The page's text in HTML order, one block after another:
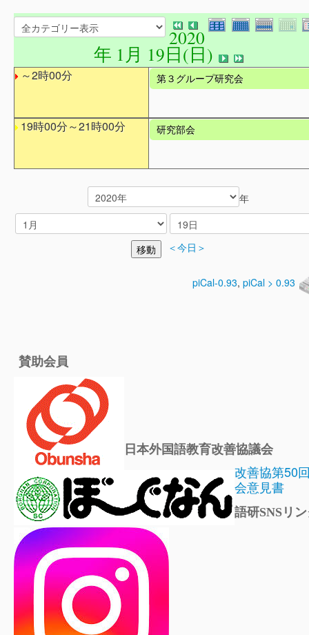
2020
年 1月 19日(日)
～2時00分 第３グループ研究会
19時00分～21時00分 研究部会
年
＜今日＞
piCal-0.93, piCal > 0.93
賛助会員
日本外国語教育改善協議会
改善協第50
会意見書
語研SNSリ